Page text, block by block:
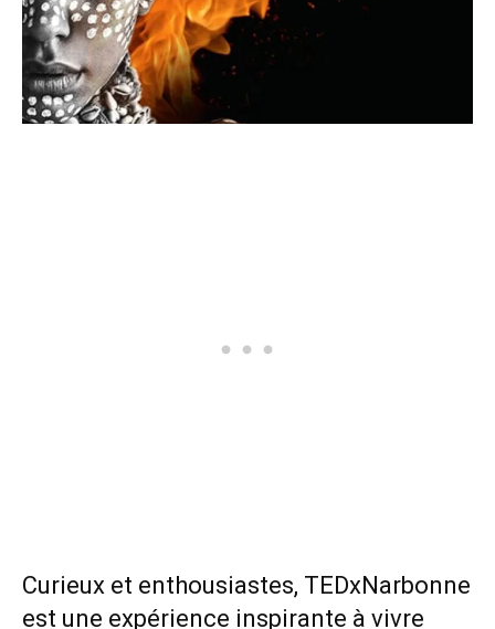
Curieux et enthousiastes, TEDxNarbonne
est une expérience inspirante à vivre